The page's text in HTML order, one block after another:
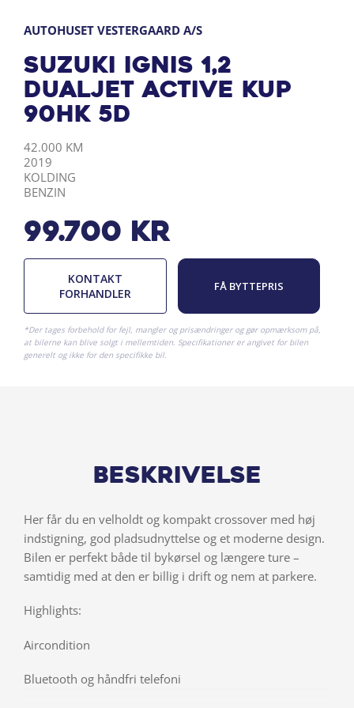
AUTOHUSET VESTERGAARD A/S
Suzuki Ignis 1,2
Dualjet Active KUP
90HK 5d
KILOMETER
42.000 KM
ÅRGANG
2019
BY
KOLDING
DRIVMIDDEL
BENZIN
99.700 kr
KONTAKT
FORHANDLER
FÅ BYTTEPRIS
*Der tages forbehold for fejl, mangler og prisændringer og gør opmærksom på,
at bilerne kan blive solgt i mellemtiden. Specifikationer er angivet for bilen
generelt og ikke for den specifikke bil.
Beskrivelse
Her får du en velholdt og kompakt crossover med høj
indstigning, god pladsudnyttelse og et moderne design.
Bilen er perfekt både til bykørsel og længere ture –
samtidig med at den er billig i drift og nem at parkere.
Highlights:
Aircondition
Bluetooth og håndfri telefoni